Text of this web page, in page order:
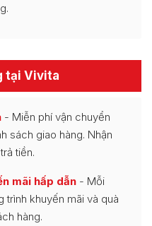
tại Vivita
- Miễn phí vận chuyển
sách giao hàng. Nhận
tiền.
mãi hấp dẫn - Mỗi
trình khuyến mãi và quà
hàng.